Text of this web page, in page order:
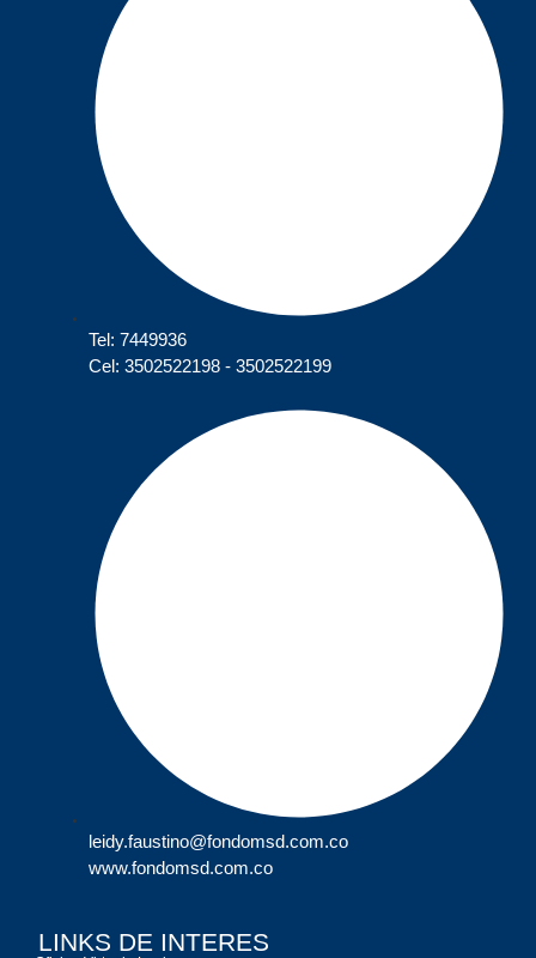
Tel: 7449936
Cel: 3502522198 - 3502522199
leidy.faustino@fondomsd.com.co
www.fondomsd.com.co
LINKS DE INTERES